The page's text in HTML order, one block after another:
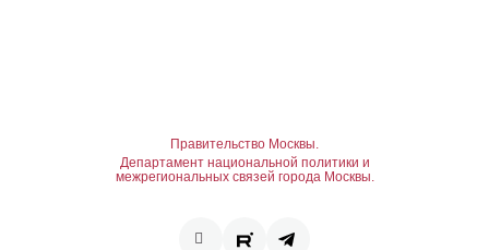
Правительство Москвы.
Департамент национальной политики и
межрегиональных связей города Москвы.